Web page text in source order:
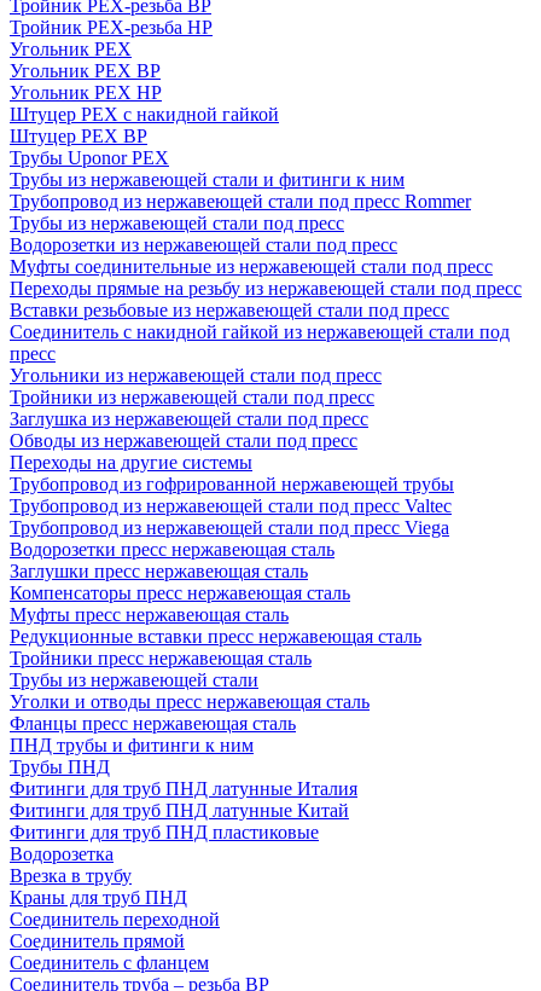
Тройник PEX-резьба ВР
Тройник PEX-резьба НР
Угольник PEX
Угольник PEX ВР
Угольник PEX НР
Штуцер PEX c накидной гайкой
Штуцер PEX ВР
Трубы Uponor PEX
Трубы из нержавеющей стали и фитинги к ним
Трубопровод из нержавеющей стали под пресс Rommer
Трубы из нержавеющей стали под пресс
Водорозетки из нержавеющей стали под пресс
Муфты соединительные из нержавеющей стали под пресс
Переходы прямые на резьбу из нержавеющей стали под пресс
Вставки резьбовые из нержавеющей стали под пресс
Соединитель с накидной гайкой из нержавеющей стали под
пресс
Угольники из нержавеющей стали под пресс
Тройники из нержавеющей стали под пресс
Заглушка из нержавеющей стали под пресс
Обводы из нержавеющей стали под пресс
Переходы на другие системы
Трубопровод из гофрированной нержавеющей трубы
Трубопровод из нержавеющей стали под пресс Valtec
Трубопровод из нержавеющей стали под пресс Viega
Водорозетки пресс нержавеющая сталь
Заглушки пресс нержавеющая сталь
Компенсаторы пресс нержавеющая сталь
Муфты пресс нержавеющая сталь
Редукционные вставки пресс нержавеющая сталь
Тройники пресс нержавеющая сталь
Трубы из нержавеющей стали
Уголки и отводы пресс нержавеющая сталь
Фланцы пресс нержавеющая сталь
ПНД трубы и фитинги к ним
Трубы ПНД
Фитинги для труб ПНД латунные Италия
Фитинги для труб ПНД латунные Китай
Фитинги для труб ПНД пластиковые
Водорозетка
Врезка в трубу
Краны для труб ПНД
Соединитель переходной
Соединитель прямой
Соединитель с фланцем
Соединитель труба – резьба ВР